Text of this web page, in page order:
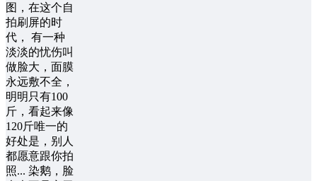
图，在这个自
拍刷屏的时
代， 有一种
淡淡的忧伤叫
做脸大，面膜
永远敷不全，
明明只有100
斤，看起来像
120斤唯一的
好处是，别人
都愿意跟你拍
照... 染鹅，脸